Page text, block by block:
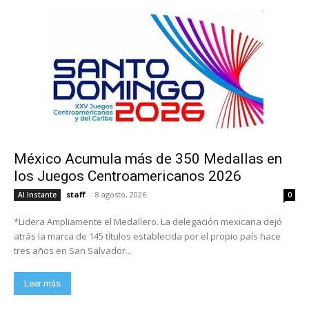
México Acumula más de 350 Medallas en
los Juegos Centroamericanos 2026
Al Instante staff - 8 agosto, 2026 0
*Lidera Ampliamente el Medallero. La delegación mexicana dejó
atrás la marca de 145 títulos establecida por el propio país hace
tres años en San Salvador...
Leer más